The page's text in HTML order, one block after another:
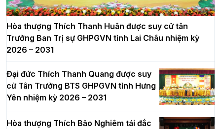
Hòa thượng Thích Thanh Huân được suy cử tân
Trưởng Ban Trị sự GHPGVN tỉnh Lai Châu nhiệm kỳ
2026 – 2031
Đại đức Thích Thanh Quang được suy
cử Tân Trưởng BTS GHPGVN tỉnh Hưng
Yên nhiệm kỳ 2026 – 2031
Hòa thượng Thích Bảo Nghiêm tái đắc